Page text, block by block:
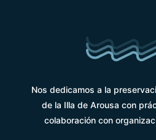
Nos dedicamos a la
de la Illa de Arousa con
colaboración con